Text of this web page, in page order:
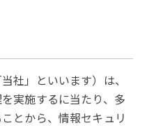
社」といいます）は、
実施するに当たり、多
とから、情報セキュリ